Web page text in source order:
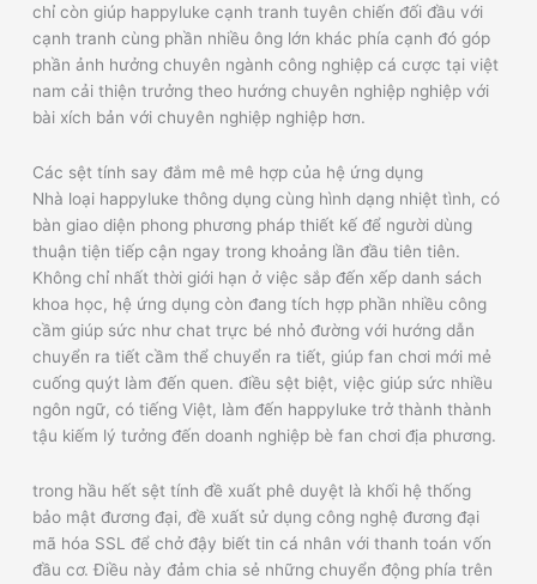
chỉ còn giúp happyluke cạnh tranh tuyên chiến đối đầu với
cạnh tranh cùng phần nhiều ông lớn khác phía cạnh đó góp
phần ảnh hưởng chuyên ngành công nghiệp cá cược tại việt
nam cải thiện trưởng theo hướng chuyên nghiệp nghiệp với
bài xích bản với chuyên nghiệp nghiệp hơn.
Các sệt tính say đắm mê mê hợp của hệ ứng dụng
Nhà loại happyluke thông dụng cùng hình dạng nhiệt tình, có
bàn giao diện phong phương pháp thiết kế để người dùng
thuận tiện tiếp cận ngay trong khoảng lần đầu tiên tiên.
Không chỉ nhất thời giới hạn ở việc sắp đến xếp danh sách
khoa học, hệ ứng dụng còn đang tích hợp phần nhiều công
cầm giúp sức như chat trực bé nhỏ đường với hướng dẫn
chuyển ra tiết cầm thể chuyển ra tiết, giúp fan chơi mới mẻ
cuống quýt làm đến quen. điều sệt biệt, việc giúp sức nhiều
ngôn ngữ, có tiếng Việt, làm đến happyluke trở thành thành
tậu kiếm lý tưởng đến doanh nghiệp bè fan chơi địa phương.
trong hầu hết sệt tính đề xuất phê duyệt là khối hệ thống
bảo mật đương đại, đề xuất sử dụng công nghệ đương đại
mã hóa SSL để chở đậy biết tin cá nhân với thanh toán vốn
đầu cơ. Điều này đảm chia sẻ những chuyển động phía trên